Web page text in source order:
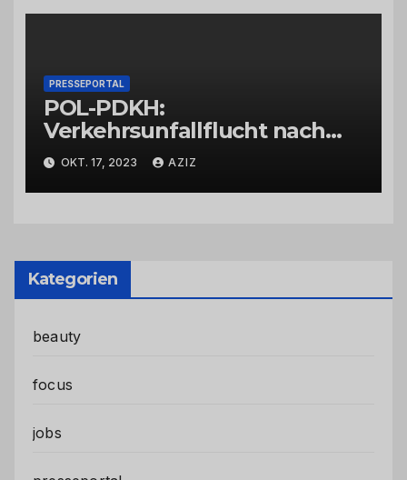
PRESSEPORTAL
POL-PDKH:
Verkehrsunfallflucht nach
Abbiegevorgang
OKT. 17, 2023 AZIZ
Kategorien
beauty
focus
jobs